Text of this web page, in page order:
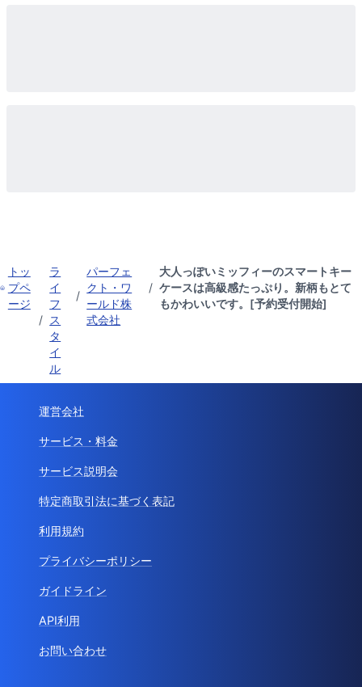
トッ
プペ
ージ
/
ラ
イ
フ
ス
タ
イ
ル
/
パーフェ
クト・ワ
ールド株
式会社
/
大人っぽいミッフィーのスマートキー
ケースは高級感たっぷり。新柄もとて
もかわいいです。[予約受付開始]
運営会社
サービス・料金
サービス説明会
特定商取引法に基づく表記
利用規約
プライバシーポリシー
ガイドライン
API利用
お問い合わせ